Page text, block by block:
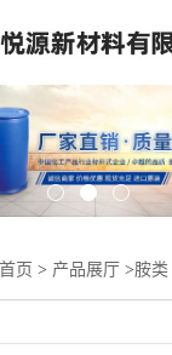
页 > 产品展厅 >胺类